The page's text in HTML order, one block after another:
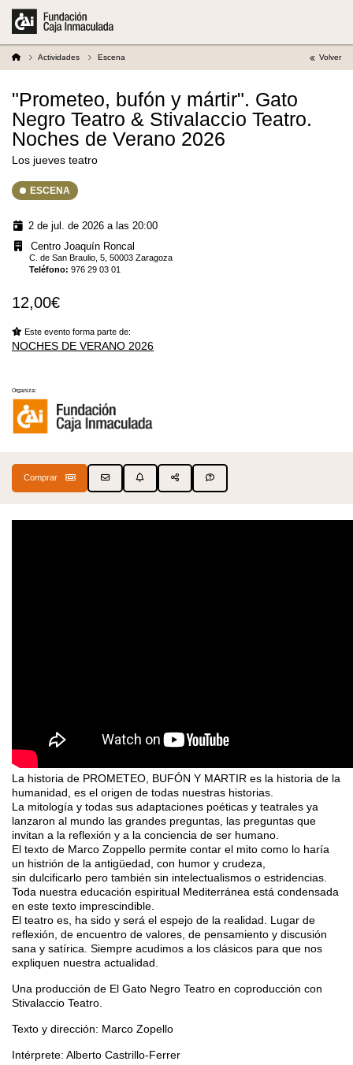
Actividades Escena Volver
"Prometeo, bufón y mártir". Gato
Negro Teatro & Stivalaccio Teatro.
Noches de Verano 2026
Los jueves teatro
ESCENA
2 de jul. de 2026 a las 20:00
Centro Joaquín Roncal
C. de San Braulio, 5, 50003 Zaragoza
Teléfono:976 29 03 01
12,00€
Este evento forma parte de:
NOCHES DE VERANO 2026
Organiza:
Comprar
La historia de PROMETEO, BUFÓN Y MARTIR es la historia de la
humanidad, es el origen de todas nuestras historias.
La mitología y todas sus adaptaciones poéticas y teatrales ya
lanzaron al mundo las grandes preguntas, las preguntas que
invitan a la reflexión y a la conciencia de ser humano.
El texto de Marco Zoppello permite contar el mito como lo haría
un histrión de la antigüedad, con humor y crudeza,
sin dulcificarlo pero también sin intelectualismos o estridencias.
Toda nuestra educación espiritual Mediterránea está condensada
en este texto imprescindible.
El teatro es, ha sido y será el espejo de la realidad. Lugar de
reflexión, de encuentro de valores, de pensamiento y discusión
sana y satírica. Siempre acudimos a los clásicos para que nos
expliquen nuestra actualidad.
Una producción de El Gato Negro Teatro en coproducción con
Stivalaccio Teatro.
Texto y dirección: Marco Zopello
Intérprete: Alberto Castrillo-Ferrer